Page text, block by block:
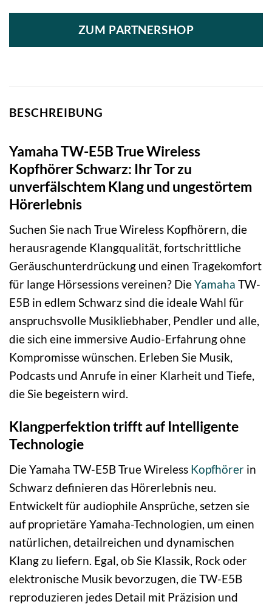
ZUM PARTNERSHOP
BESCHREIBUNG
Yamaha TW-E5B True Wireless
Kopfhörer Schwarz: Ihr Tor zu
unverfälschtem Klang und ungestörtem
Hörerlebnis
Suchen Sie nach True Wireless Kopfhörern, die
herausragende Klangqualität, fortschrittliche
Geräuschunterdrückung und einen Tragekomfort
für lange Hörsessions vereinen? DieYamaha TW-
E5B in edlem Schwarz sind die ideale Wahl für
anspruchsvolle Musikliebhaber, Pendler und alle,
die sich eine immersive Audio-Erfahrung ohne
Kompromisse wünschen. Erleben Sie Musik,
Podcasts und Anrufe in einer Klarheit und Tiefe,
die Sie begeistern wird.
Klangperfektion trifft auf Intelligente
Technologie
Die Yamaha TW-E5B True Wireless Kopfhörer in
Schwarz definieren das Hörerlebnis neu.
Entwickelt für audiophile Ansprüche, setzen sie
auf proprietäre Yamaha-Technologien, um einen
natürlichen, detailreichen und dynamischen
Klang zu liefern. Egal, ob Sie Klassik, Rock oder
elektronische Musik bevorzugen, die TW-E5B
reproduzieren jedes Detail mit Präzision und